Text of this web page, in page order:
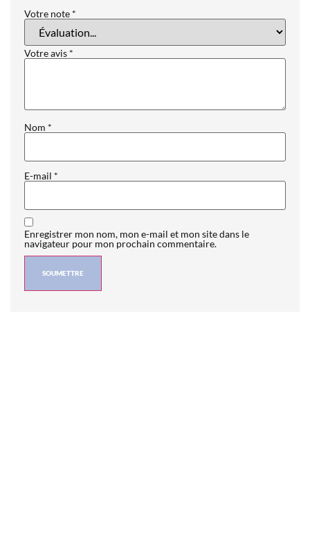
Votre note *
Votre avis *
Nom *
E-mail *
Enregistrer mon nom, mon e-mail et mon site dans le
navigateur pour mon prochain commentaire.